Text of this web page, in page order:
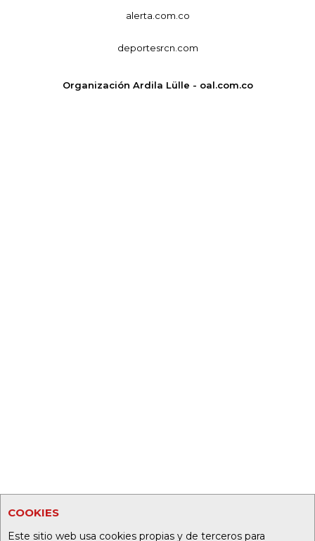
COOKIES
Este sitio web usa cookies propias y de terceros para
alerta.com.co
deportesrcn.com
Organización Ardila Lülle - oal.com.co